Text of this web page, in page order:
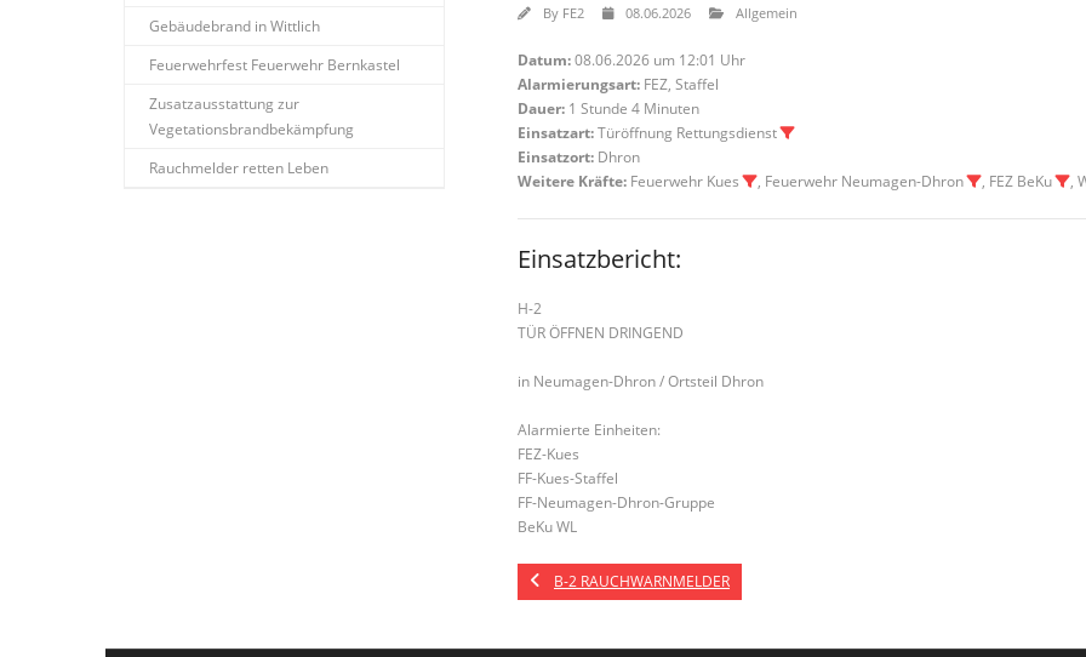
By FE2 08.06.2026 Allgemein
Datum:08.06.2026 um 12:01 Uhr
Alarmierungsart: FEZ, Staffel
Dauer: 1 Stunde 4 Minuten
Einsatzart:Türöffnung Rettungsdienst
Einsatzort: Dhron
Weitere Kräfte: Feuerwehr Kues , Feuerwehr Neumagen-Dhron , FEZ BeKu ,
Einsatzbericht:
H-2
TÜR ÖFFNEN DRINGEND
in Neumagen-Dhron / Ortsteil Dhron
Alarmierte Einheiten:
FEZ-Kues
FF-Kues-Staffel
FF-Neumagen-Dhron-Gruppe
BeKu WL
B-2 RAUCHWARNMELDER
Gebäudebrand in Wittlich
Feuerwehrfest Feuerwehr Bernkastel
Zusatzausstattung zur
Vegetationsbrandbekämpfung
Rauchmelder retten Leben